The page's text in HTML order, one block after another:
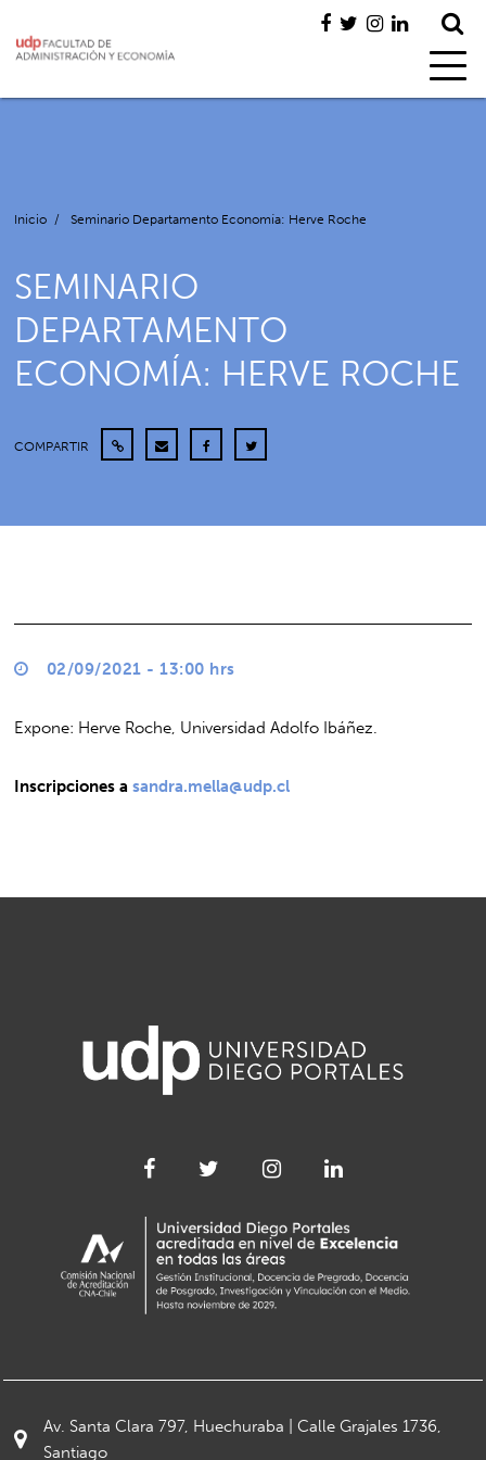
Inicio / Seminario Departamento Economía: Herve Roche
SEMINARIO
DEPARTAMENTO
ECONOMÍA: HERVE ROCHE
COMPARTIR
02/09/2021 - 13:00 hrs
Expone: Herve Roche, Universidad Adolfo Ibáñez.
Inscripciones asandra.mella@udp.cl
Av. Santa Clara 797, Huechuraba | Calle Grajales 1736,
Santiago